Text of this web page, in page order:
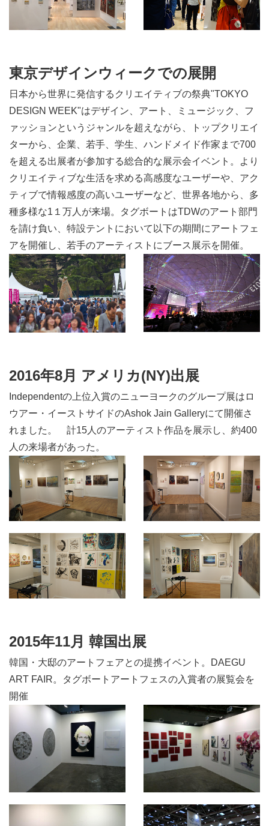
東京デザインウィークでの展開
日本から世界に発信するクリエイティブの祭典"TOKYO
DESIGN WEEK"はデザイン、アート、ミュージック、フ
ァッションというジャンルを超えながら、トップクリエイ
ターから、企業、若手、学生、ハンドメイド作家まで700
を超える出展者が参加する総合的な展示会イベント。より
クリエイティブな生活を求める高感度なユーザーや、アク
ティブで情報感度の高いユーザーなど、世界各地から、多
種多様な1１万人が来場。タグボートはTDWのアート部門
を請け負い、特設テントにおいて以下の期間にアートフェ
アを開催し、若手のアーティストにブース展示を開催。
2016年8月 アメリカ(NY)出展
Independentの上位入賞のニューヨークのグループ展はロ
ウアー・イーストサイドのAshok Jain Galleryにて開催さ
れました。 計15人のアーティスト作品を展示し、約400
人の来場者があった。
2015年11月 韓国出展
韓国・大邸のアートフェアとの提携イベント。DAEGU
ART FAIR。タグボートアートフェスの入賞者の展覧会を
開催